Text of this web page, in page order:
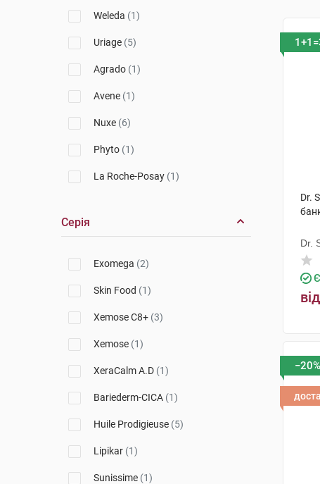
Weleda (1)
Uriage (5)
Agrado (1)
Avene (1)
Nuxe (6)
Phyto (1)
La Roche-Posay (1)
Серія
Exomega (2)
Skin Food (1)
Xemose C8+ (3)
Xemose (1)
XeraCalm A.D (1)
Bariederm-CICA (1)
Huile Prodigieuse (5)
Lipikar (1)
Sunissime (1)
Dr.
Dr.
від
−20%